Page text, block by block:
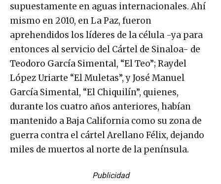
supuestamente en aguas internacionales. Ahí
mismo en 2010, en La Paz, fueron
aprehendidos los líderes de la célula -ya para
entonces al servicio del Cártel de Sinaloa- de
Teodoro García Simental, “El Teo”; Raydel
López Uriarte “El Muletas”, y José Manuel
García Simental, “El Chiquilín”, quienes,
durante los cuatro años anteriores, habían
mantenido a Baja California como su zona de
guerra contra el cártel Arellano Félix, dejando
miles de muertos al norte de la península.
Publicidad